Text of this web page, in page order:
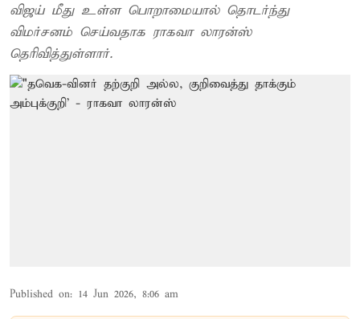
விஜய் மீது உள்ள பொறாமையால் தொடர்ந்து
விமர்சனம் செய்வதாக ராகவா லாரன்ஸ்
தெரிவித்துள்ளார்.
Published on: 14 Jun 2026, 8:06 am